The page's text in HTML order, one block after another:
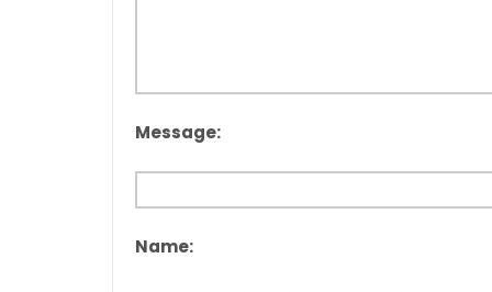
Message:
Name: